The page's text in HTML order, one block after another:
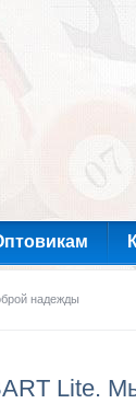
надежды
Lite.